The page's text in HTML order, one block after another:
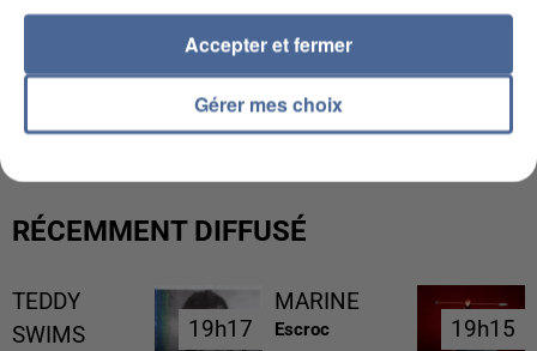
UNE TOURISTE DE L’OISE EMPORTÉE PAR UNE
COULÉE DE BOUE EN HAUTE-SAVOIE
RÉCEMMENT DIFFUSÉ
TEDDY
SWIMS
19h17
19h17
MARINE
Escroc 19h15
19h15
Gérer mes choix
Accepter et fermer